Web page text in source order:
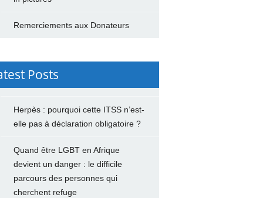
Remerciements aux Donateurs
Posts
Herpès : pourquoi cette ITSS n’est-
elle pas à déclaration obligatoire ?
Quand être LGBT en Afrique
devient un danger : le difficile
parcours des personnes qui
cherchent refuge